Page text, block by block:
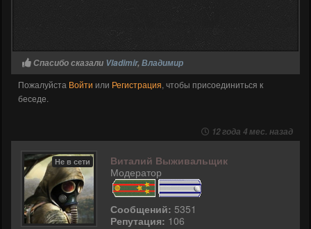
Спасибо сказали Vladimir, Владимир
Пожалуйста Войти или Регистрация, чтобы присоединиться к
беседе.
12 года 4 мес. назад
Не в сети
Виталий Выживальщик
Модератор
Сообщений: 5351
Репутация: 106